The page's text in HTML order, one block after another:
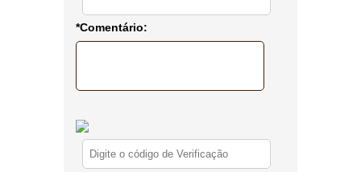
*Comentário: